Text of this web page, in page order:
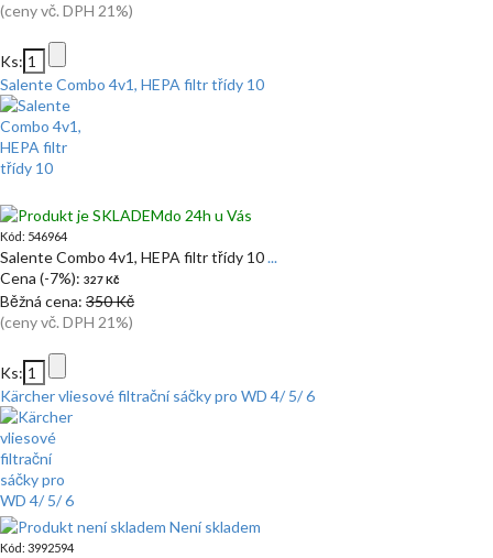
(ceny vč. DPH 21%)
Ks:
Salente Combo 4v1, HEPA filtr třídy 10
do 24h u Vás
Kód: 546964
Salente Combo 4v1, HEPA filtr třídy 10...
Cena (-7%): 327 Kč
Běžná cena: 350 Kč
(ceny vč. DPH 21%)
Ks:
Kärcher vliesové filtrační sáčky pro WD 4/ 5/ 6
Není skladem
Kód: 3992594